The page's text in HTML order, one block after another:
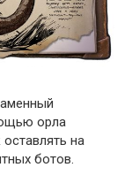
орла
на
ботов.